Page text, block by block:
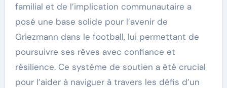
familial et de l’implication communautaire a
posé une base solide pour l’avenir de
Griezmann dans le football, lui permettant de
poursuivre ses rêves avec confiance et
résilience. Ce système de soutien a été crucial
pour l’aider à naviguer à travers les défis d’un